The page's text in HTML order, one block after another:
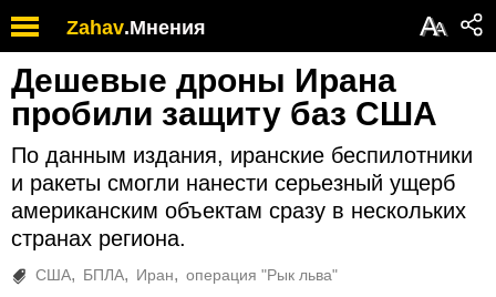
Zahav.Мнения АА
Дешевые дроны Ирана
пробили защиту баз США
По данным издания, иранские беспилотники
и ракеты смогли нанести серьезный ущерб
американским объектам сразу в нескольких
странах региона.
США БПЛА Иран
операция "Рык льва"